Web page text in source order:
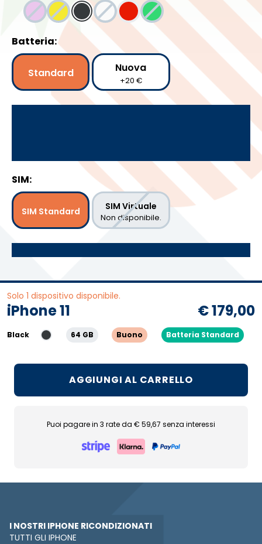
Batteria:
Standard Nuova
+20 €
SIM:
SIM Standard SIM Virtuale
Non disponibile.
Solo 1 dispositivo disponibile.
iPhone 11 € 179,00
Black 64 GB Buono Batteria Standard
AGGIUNGI AL CARRELLO
Puoi pagare in 3 rate da € 59,67 senza interessi
I NOSTRI IPHONE RICONDIZIONATI
TUTTI GLI IPHONE